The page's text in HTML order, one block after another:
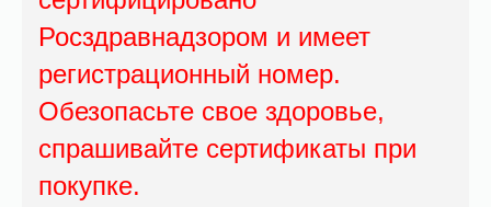
Росздравнадзором и имеет
регистрационный номер.
Обезопасьте свое здоровье,
спрашивайте сертификаты при
покупке.